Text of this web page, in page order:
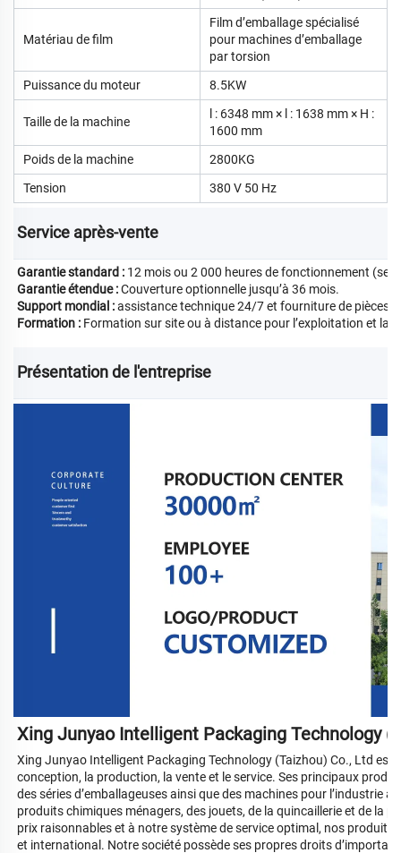
Matériau de film
Film d’emballage spécialisé
pour machines d’emballage
par torsion
Puissance du moteur
8.5KW
Taille de la machine
l : 6348 mm × l : 1638 mm × H :
1600 mm
Poids de la machine
2800KG
Tension
380 V 50 Hz
Service après-vente
Garantie standard : 12 mois ou 2 000 heures de fonctionnement
Garantie étendue :Couverture optionnelle jusqu’à 36 mois.
Support mondial :assistance technique 24/7 et fourniture de pièces
Formation : Formation sur site ou à distance pour l’exploitation et la
Présentation de l'entreprise
Xing Junyao Intelligent Packaging Technology
Xing Junyao Intelligent Packaging Technology (Taizhou) Co., Ltd
conception, la production, la vente et le service. Ses principaux
des séries d’emballageuses ainsi que des machines pour l’industrie
produits chimiques ménagers, des jouets, de la quincaillerie et de la
prix raisonnables et à notre système de service optimal, nos
et international. Notre société possède ses propres droits